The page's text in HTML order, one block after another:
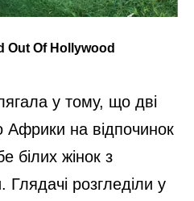
у тому, що дві
Африки на відпочинок
білих жінок з
розгледіли у